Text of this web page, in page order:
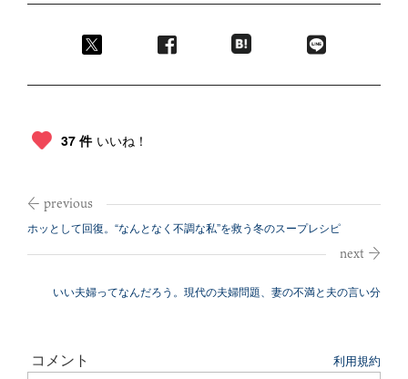
37 件 いいね！
ホッとして回復。“なんとなく不調な私”を救う冬のスープレシピ
いい夫婦ってなんだろう。現代の夫婦問題、妻の不満と夫の言い分